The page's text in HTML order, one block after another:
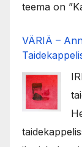
teema on
VÄRIÄ –